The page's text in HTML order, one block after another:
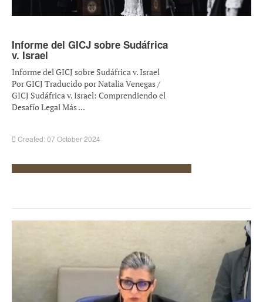
Informe del GICJ sobre Sudáfrica
v. Israel
Informe del GICJ sobre Sudáfrica v. Israel
Por GICJ Traducido por Natalia Venegas /
GICJ Sudáfrica v. Israel: Comprendiendo el
Desafío Legal Más ...
Created: 07 October 2024